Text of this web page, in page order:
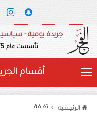
جريدة يومية -
تأسست عام 1975
أقسام
الرئيسيه ثقافة